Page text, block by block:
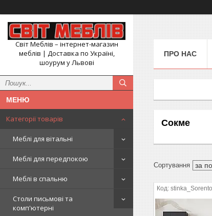
Світ Меблів – інтернет-магазин
меблів | Доставка по Україні,
шоурум у Львові
Категорії товарів
Меблі для вітальні
Меблі для передпокою
Меблі в спальню
Столи письмові та
комп'ютерні
ПРО НАС
Сокме